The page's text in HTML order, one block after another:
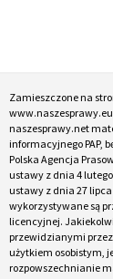
Zamieszczone na
naszesprawy.net
informacyjnego PAP,
Polska Agencja
ustawy z dnia 4
ustawy z dnia 27
wykorzystywane są
licencyjnej.
przewidzianymi
użytkiem osobistym,
rozpowszechnianie